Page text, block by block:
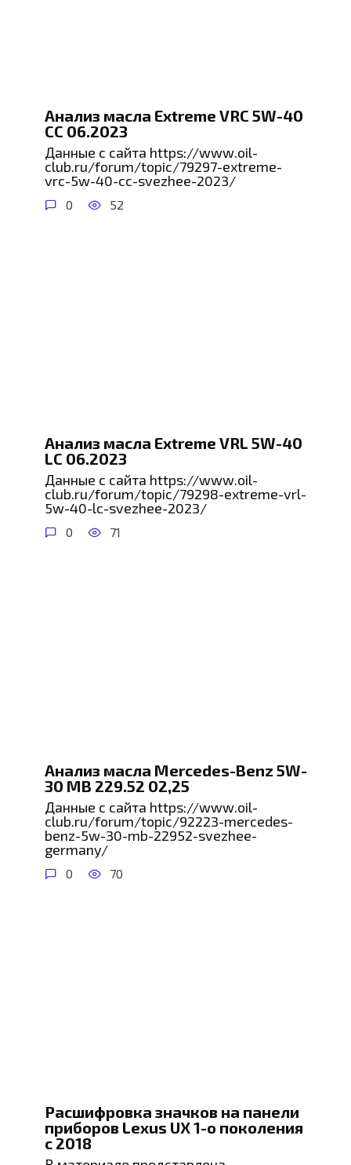
Анализ масла Extreme VRC 5W-40
CC 06.2023
Данные с сайта https://www.oil-
club.ru/forum/topic/79297-extreme-
vrc-5w-40-cc-svezhee-2023/
0 52
Анализ масла Extreme VRL 5W-40
LC 06.2023
Данные с сайта https://www.oil-
club.ru/forum/topic/79298-extreme-vrl-
5w-40-lc-svezhee-2023/
0 71
Анализ масла Mercedes-Benz 5W-
30 MB 229.52 02,25
Данные с сайта https://www.oil-
club.ru/forum/topic/92223-mercedes-
benz-5w-30-mb-22952-svezhee-
germany/
0 70
Расшифровка значков на панели
приборов Lexus UX 1-о поколения
с 2018